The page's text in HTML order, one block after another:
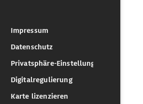
Impressum
Datenschutz
Privatsphäre-Einstellungen
Digitalregulierung
Karte lizenzieren